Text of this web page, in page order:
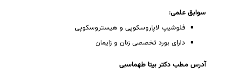
سوابق علمی:
فلوشیپ لاپاروسکوپی و هیستروسکوپی
دارای بورد تخصصی زنان و زایمان
آدرس مطب دکتر بیتا طهماسبی